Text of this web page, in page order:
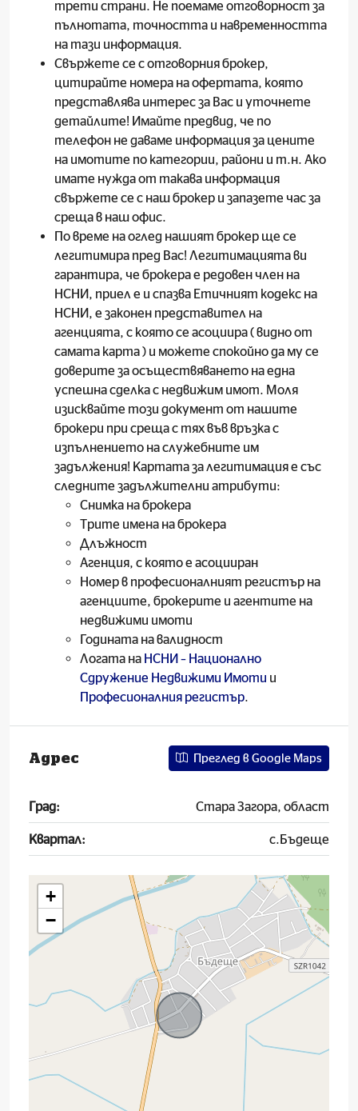
трети страни. Не поемаме отговорност за
пълнотата, точността и навременността
на тази информация.
Свържете се с отговорния брокер,
цитирайте номера на офертата, която
представлява интерес за Вас и уточнете
детайлите! Имайте предвид, че по
телефон не даваме информация за цените
на имотите по категории, райони и т.н. Ако
имате нужда от такава информация
свържете се с наш брокер и запазете час за
среща в наш офис.
По време на оглед нашият брокер ще се
легитимира пред Вас! Легитимацията ви
гарантира, че брокера е редовен член на
НСНИ, приел е и спазва Етичният кодекс на
НСНИ, е законен представител на
агенцията, с която се асоциира ( видно от
самата карта ) и можете спокойно да му се
доверите за осъществяването на една
успешна сделка с недвижим имот. Моля
изисквайте този документ от нашите
брокери при среща с тях във връзка с
изпълнението на служебните им
задължения! Картата за легитимация е със
следните задължителни атрибути:
Снимка на брокера
Трите имена на брокера
Длъжност
Агенция, с която е асоцииран
Номер в професионалният регистър на
агенциите, брокерите и агентите на
недвижими имоти
Годината на валидност
Логата на НСНИ – Национално
Сдружение Недвижими Имоти и
Професионалния регистър.
Адрес Преглед в Google Maps
Град: Стара Загора, област
Квартал: с.Бъдеще
+
−